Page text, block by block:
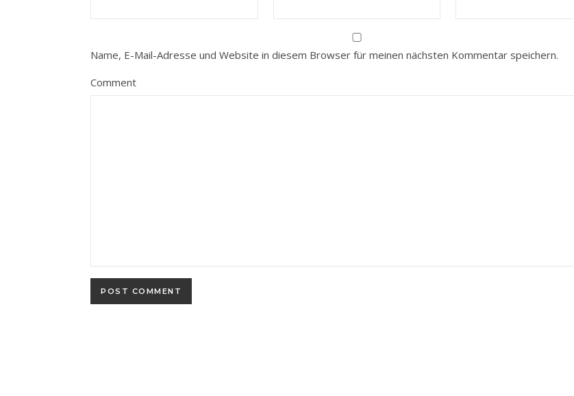
Name, E-Mail-Adresse und Website in diesem Browser für meinen nächsten Kommentar speichern.
Comment